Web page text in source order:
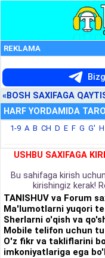
REKLAMA
«BOSH SAXIFAGA
HARF YORDAMIDA
1-9 A B CH D E F G G' H
USHBU SAXIFAGA
Bu sahifaga kirish uchun
kirishingiz kerak!
TANISHUV va Forum
Ma'lumotlarni yuqori
Sherlarni o'qish va
Mobile telifon uchun
O'z fikr va takliflarini
imkoniyatlariga ega